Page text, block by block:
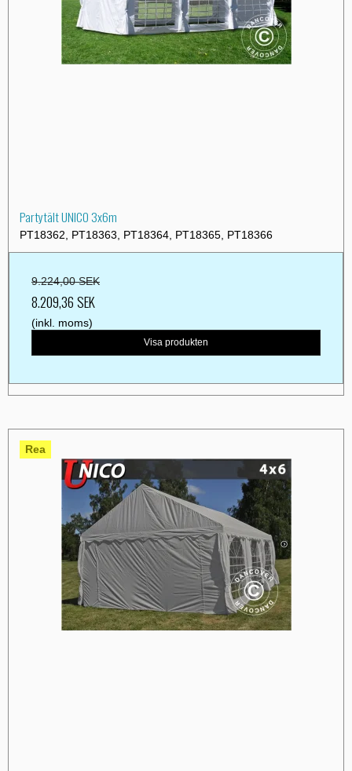
Partytält UNICO 3x6m
PT18362, PT18363, PT18364, PT18365, PT18366
9.224,00 SEK
8.209,36 SEK
(inkl. moms)
Visa produkten
Rea